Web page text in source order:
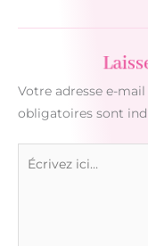
Votre adresse e-mail
obligatoires sont